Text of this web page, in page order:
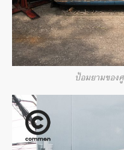
ป้อมยามของ